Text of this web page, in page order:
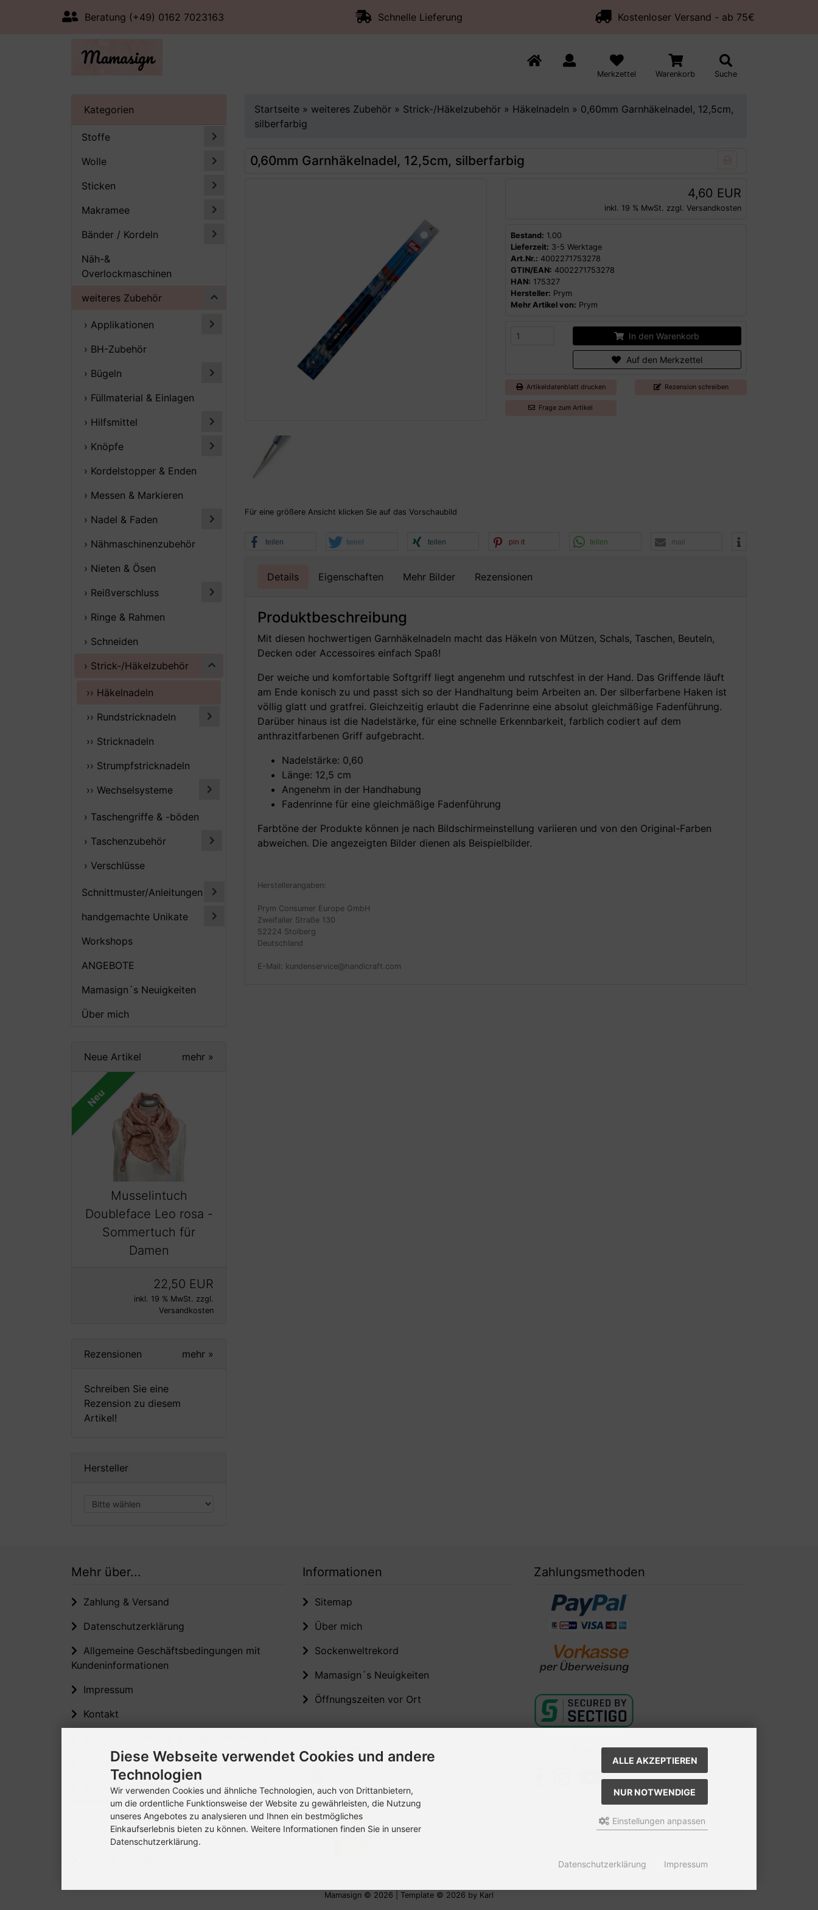
Beratung (+49) 0162 7023163 Schnelle Lieferung Kostenloser Versand - ab 75€
Merkzettel Warenkorb Suche
Kategorien
Stoffe
Wolle
Sticken
Makramee
Bänder / Kordeln
Näh-&
Overlockmaschinen
weiteres Zubehör
› Applikationen
› BH-Zubehör
› Bügeln
› Füllmaterial & Einlagen
› Hilfsmittel
› Knöpfe
› Kordelstopper & Enden
› Messen & Markieren
› Nadel & Faden
› Nähmaschinenzubehör
› Nieten & Ösen
› Reißverschluss
› Ringe & Rahmen
› Schneiden
› Strick-/Häkelzubehör
›› Häkelnadeln
›› Rundstricknadeln
›› Stricknadeln
›› Strumpfstricknadeln
›› Wechselsysteme
› Taschengriffe & -böden
› Taschenzubehör
› Verschlüsse
Schnittmuster/Anleitungen
handgemachte Unikate
Workshops
ANGEBOTE
Mamasign´s Neuigkeiten
Über mich
Neue Artikel mehr »
Neu
Musselintuch
Doubleface Leo rosa -
Sommertuch für
Damen
22,50 EUR
inkl. 19 % MwSt. zzgl.
Versandkosten
Rezensionen mehr »
Schreiben Sie eine
Rezension zu diesem
Artikel!
Hersteller
Startseite » weiteres Zubehör » Strick-/Häkelzubehör » Häkelnadeln » 0,60mm Garnhäkelnadel, 12,5cm,
silberfarbig
0,60mm Garnhäkelnadel, 12,5cm, silberfarbig
Für eine größere Ansicht klicken Sie auf das Vorschaubild
4,60 EUR
inkl. 19 % MwSt. zzgl. Versandkosten
Bestand: 1.00
Lieferzeit: 3-5 Werktage
Art.Nr.: 4002271753278
GTIN/EAN: 4002271753278
HAN: 175327
Hersteller: Prym
Mehr Artikel von: Prym
In den Warenkorb
Auf den Merkzettel
Artikeldatenblatt drucken Rezension schreiben
Frage zum Artikel
teilen tweet teilen pin it teilen mail
Details Eigenschaften Mehr Bilder Rezensionen
Produktbeschreibung
Mit diesen hochwertigen Garnhäkelnadeln macht das Häkeln von Mützen, Schals, Taschen, Beuteln,
Decken oder Accessoires einfach Spaß!
Der weiche und komfortable Softgriff liegt angenehm und rutschfest in der Hand. Das Griffende läuft
am Ende konisch zu und passt sich so der Handhaltung beim Arbeiten an. Der silberfarbene Haken ist
völlig glatt und gratfrei. Gleichzeitig erlaubt die Fadenrinne eine absolut gleichmäßige Fadenführung.
Darüber hinaus ist die Nadelstärke, für eine schnelle Erkennbarkeit, farblich codiert auf dem
anthrazitfarbenen Griff aufgebracht.
Nadelstärke: 0,60
Länge: 12,5 cm
Angenehm in der Handhabung
Fadenrinne für eine gleichmäßige Fadenführung
Farbtöne der Produkte können je nach Bildschirmeinstellung variieren und von den Original-Farben
abweichen. Die angezeigten Bilder dienen als Beispielbilder.
Herstellerangaben:
Prym Consumer Europe GmbH
Zweifaller Straße 130
52224 Stolberg
Deutschland
E-Mail: kundenservice@handicraft.com
Mehr über...
Zahlung & Versand
Datenschutzerklärung
Allgemeine Geschäftsbedingungen mit
Kundeninformationen
Impressum
Kontakt
Lieferzeit
Informationen zur Echtheit der
Kundenbewertungen
Widerruf erklären
Informationen
Sitemap
Über mich
Sockenweltrekord
Mamasign´s Neuigkeiten
Öffnungszeiten vor Ort
Zahlungsmethoden
Social Media
Mamasign © 2026 | Template © 2026 by Karl
Diese Webseite verwendet Cookies und andere
Technologien
Wir verwenden Cookies und ähnliche Technologien, auch von Drittanbietern,
um die ordentliche Funktionsweise der Website zu gewährleisten, die Nutzung
unseres Angebotes zu analysieren und Ihnen ein bestmögliches
Einkaufserlebnis bieten zu können. Weitere Informationen finden Sie in unserer
Datenschutzerklärung.
ALLE AKZEPTIEREN
NUR NOTWENDIGE
Einstellungen anpassen
Datenschutzerklärung Impressum